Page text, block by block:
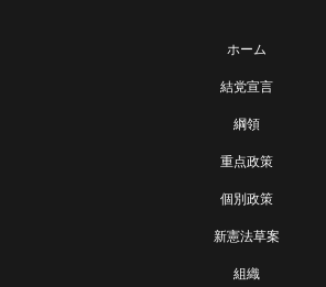
ホーム
結党宣言
綱領
重点政策
個別政策
新憲法草案
組織